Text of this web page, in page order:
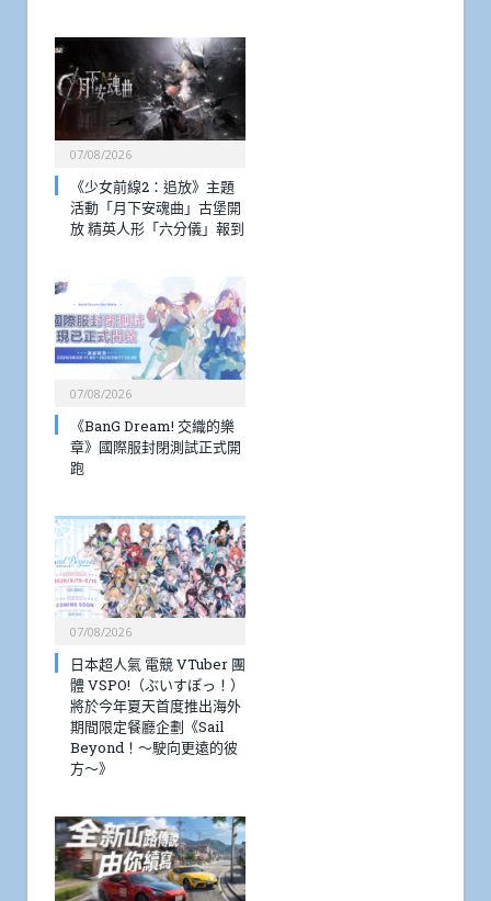
07/08/2026
《少女前線2：追放》主題
活動「月下安魂曲」古堡開
放 精英人形「六分儀」報到
07/08/2026
《BanG Dream! 交織的樂
章》國際服封閉測試正式開
跑
07/08/2026
日本超人氣 電競 VTuber 團
體 VSPO!（ぶいすぽっ！）
將於今年夏天首度推出海外
期間限定餐廳企劃《Sail
Beyond！～駛向更遠的彼
方～》